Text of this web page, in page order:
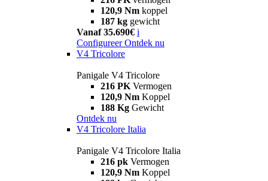
120,9 Nm koppel
187 kg gewicht
Vanaf 35.690€ i
Configureer Ontdek nu
V4 Tricolore
Panigale V4 Tricolore
216 PK Vermogen
120,9 Nm Koppel
188 Kg Gewicht
Ontdek nu
V4 Tricolore Italia
Panigale V4 Tricolore Italia
216 pk Vermogen
120,9 Nm Koppel